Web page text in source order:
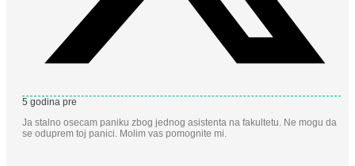
5 godina pre
Ja stalno osecam paniku zbog jednog asistenta na fakultetu. Ne mogu da
se oduprem toj panici. Molim vas pomognite mi.